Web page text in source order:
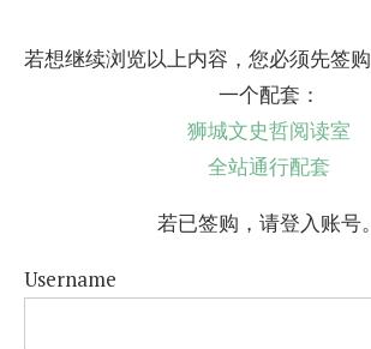
若想继续浏览以上内容，您必须先签
一个配套：
狮城文史哲阅读室
全站通行配套
若已签购，请登入账号。
Username